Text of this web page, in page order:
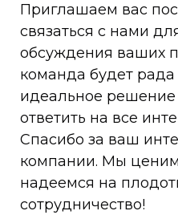
Приглашаем вас
связаться с нами
обсуждения ваших
команда будет
идеальное
ответить на все
Спасибо за ваш
компании. Мы
надеемся на
сотрудничество!